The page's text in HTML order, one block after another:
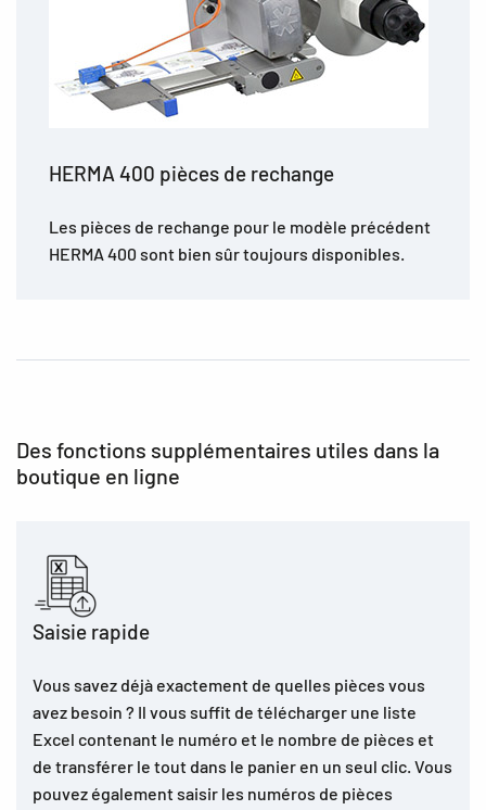
HERMA 400 pièces de rechange
Les pièces de rechange pour le modèle précédent
HERMA 400 sont bien sûr toujours disponibles.
Des fonctions supplémentaires utiles dans la
boutique en ligne
Saisie rapide
Vous savez déjà exactement de quelles pièces vous
avez besoin ? Il vous suffit de télécharger une liste
Excel contenant le numéro et le nombre de pièces et
de transférer le tout dans le panier en un seul clic. Vous
pouvez également saisir les numéros de pièces